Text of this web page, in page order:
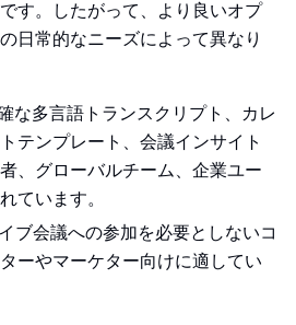
す。したがって、より良いオプ
日常的なニーズによって異なり
な多言語トランスクリプト、カレ
テンプレート、会議インサイト
、グローバルチーム、企業ユー
ています。
ブ会議への参加を必要としないコ
ーやマーケター向けに適してい